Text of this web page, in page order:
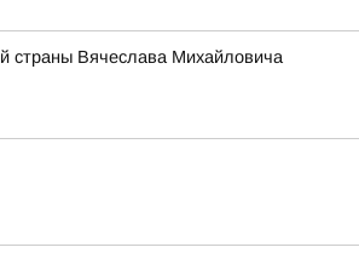
страны Вячеслава Михайловича